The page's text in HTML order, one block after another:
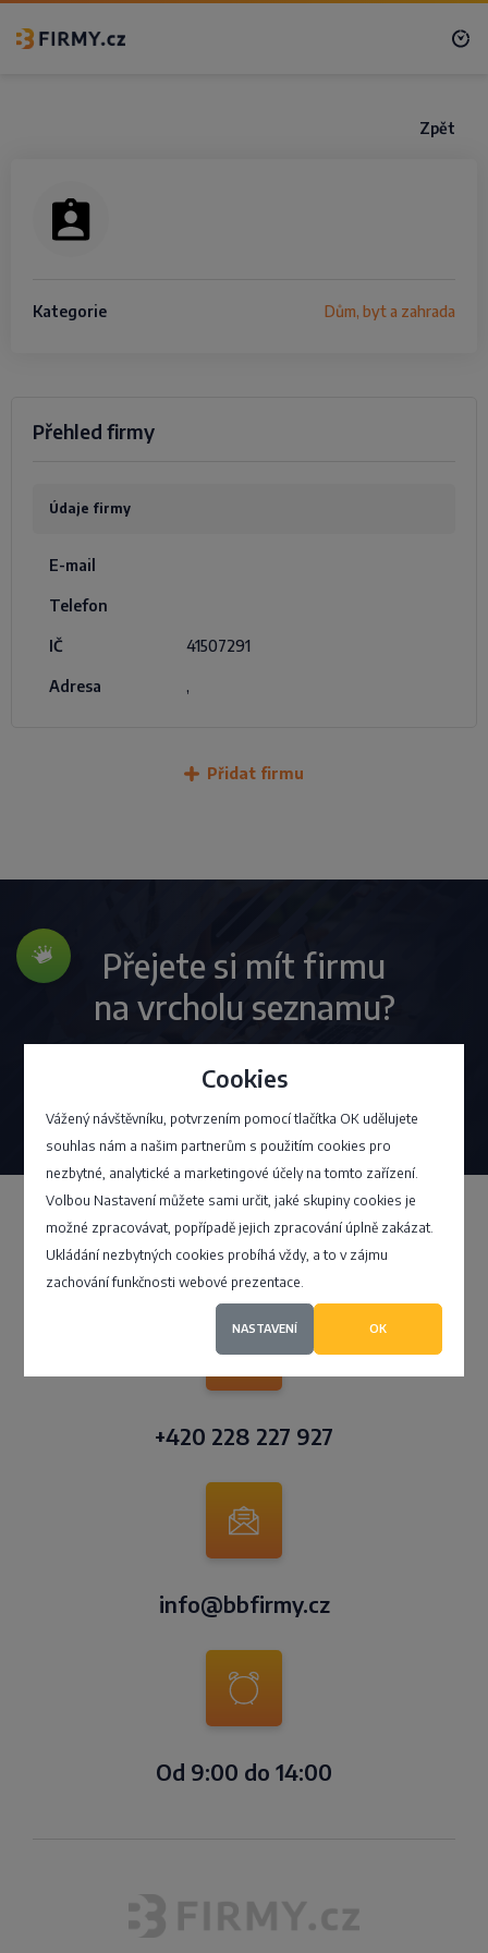
Cookies
Vážený návštěvníku, potvrzením pomocí tlačítka OK udělujete
souhlas nám a našim partnerům s použitím cookies pro
nezbytné, analytické a marketingové účely na tomto zařízení.
Volbou Nastavení můžete sami určit, jaké skupiny cookies je
možné zpracovávat, popřípadě jejich zpracování úplně zakázat.
Ukládání nezbytných cookies probíhá vždy, a to v zájmu
zachování funkčnosti webové prezentace.
NASTAVENÍ OK
Zpět
Kategorie Dům, byt a zahrada
Přehled firmy
Údaje firmy
E-mail
Telefon
IČ 41507291
Adresa ,
Přidat firmu
Přejete si mít firmu
na vrcholu seznamu?
Chci VIP
Klientské centrum
+420 228 227 927
info@bbfirmy.cz
Od 9:00 do 14:00